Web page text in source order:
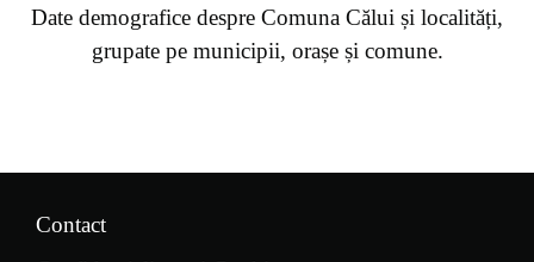
Date demografice despre Comuna Călui și localități,
grupate pe municipii, orașe și comune.
Contact